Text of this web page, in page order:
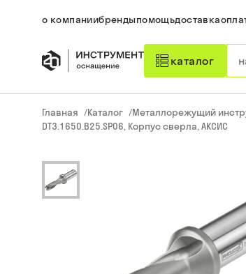
о компаниибрендыпомощьдоставка
каталог
Главная /Каталог /Металлорежущий
DT3.1650.B25.SP06, Корпус сверла, АКСИС